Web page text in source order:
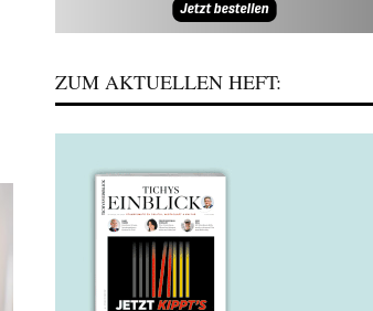
ZUM AKTUELLEN HEFT: